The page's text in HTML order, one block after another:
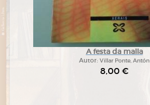
A festa da malla
Autor: Villar Ponte, Antón
8,00 €